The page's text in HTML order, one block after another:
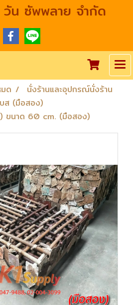
น ซัพพลาย จำกัด
ด
นั่งร้านและอุปกรณ์นั่งร้าน
ส (มือสอง)
) ขนาด 60 cm. (มือสอง)